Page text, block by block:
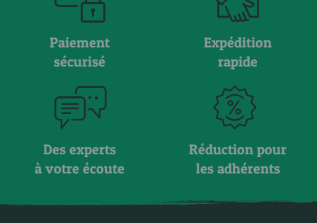
Paiement
sécurisé
Expédition
rapide
Des experts
à votre écoute
Réduction pour
les adhérents